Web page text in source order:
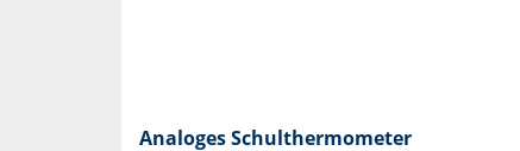
Analoges Schulthermometer